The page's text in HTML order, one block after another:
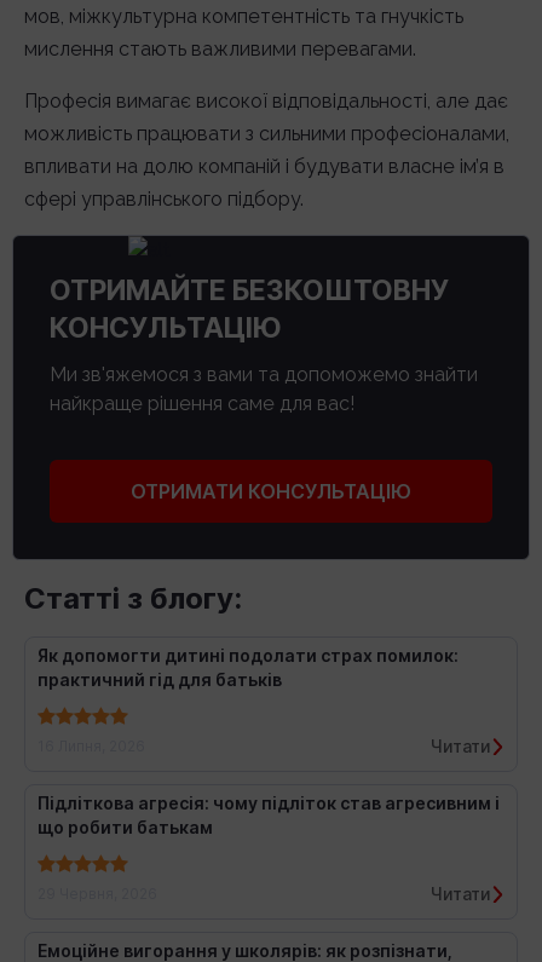
мов, міжкультурна компетентність та гнучкість
мислення стають важливими перевагами.
Професія вимагає високої відповідальності, але дає
можливість працювати з сильними професіоналами,
впливати на долю компаній і будувати власне ім’я в
сфері управлінського підбору.
ОТРИМАЙТЕ БЕЗКОШТОВНУ
КОНСУЛЬТАЦІЮ
Ми зв'яжемося з вами та допоможемо знайти
найкраще рішення саме для вас!
ОТРИМАТИ КОНСУЛЬТАЦІЮ
Статті з блогу:
Як допомогти дитині подолати страх помилок:
практичний гід для батьків
Читати
Підліткова агресія: чому підліток став агресивним і
що робити батькам
Читати
Емоційне вигорання у школярів: як розпізнати,